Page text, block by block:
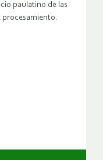
paulatino de las
procesamiento.